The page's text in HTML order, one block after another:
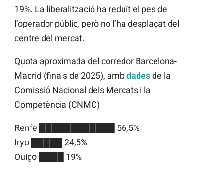
19%. La liberalització ha reduït el pes de
l’operador públic, però no l’ha desplaçat del
centre del mercat.
Quota aproximada del corredor Barcelona-
Madrid (finals de 2025), ambdadesde la
Comissió Nacional dels Mercats i la
Competència (CNMC)
Renfe ████████████ 56,5%
Iryo █████ 24,5%
Ouigo ████ 19%